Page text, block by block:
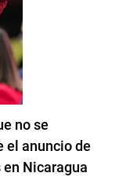
no se
el anuncio de
Nicaragua